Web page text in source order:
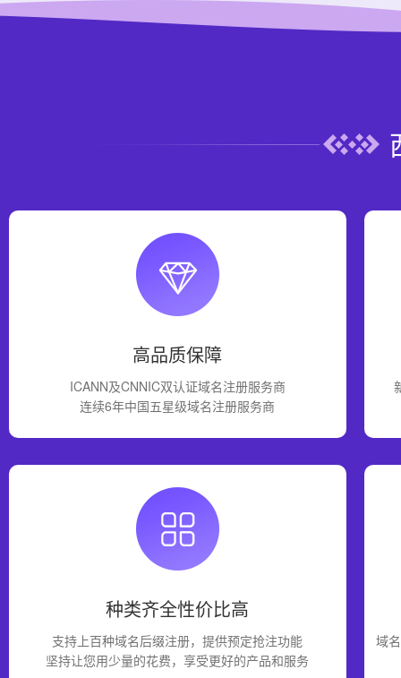
高品质保障
ICANN及CNNIC双认证域名注册服务商
连续6年中国五星级域名注册服务商
种类齐全性价比高
支持上百种域名后缀注册，提供预定抢注功能
坚持让您用少量的花费，享受更好的产品和服务
域